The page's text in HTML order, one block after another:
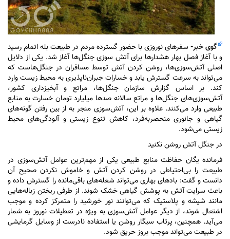
گوی خبر- سفر‌های نوروزی با حضور گسترده مردم در طبیعت بله اتمام رسید
و با آغاز فصل بهار هشدار‌ها برای آتش سوزی جنگل‌ها آغاز شد. یکی از دلایل
اصلی آتش‌سوزی‌ها، روشن کردن آتش توسط مسافران در جنگل‌هاست که
می‌تواند به سرعت گسترش یابد و خسارات جبران‌ناپذیری به محیط زیست وارد
کند. بر اساس گزارش سازمان جنگل‌ها، مراتع و آبخیزداری کشور،
آتش‌سوزی‌های جنگل‌ها و مراتع سالانه صد‌ها میلیارد تومان خسارت به منابع
طبیعی وارد می‌کنند. علاوه بر این، آتش‌سوزی منجر به از بین رفتن گونه‌های
گیاهی و جانوری منحصر‌به‌فرد، کاهش تنوع زیستی و آلودگی‌های محیط
زیستی می‌شود.
در جنگل آتش روشن نکنید
فرمانده یگان حفاظت منابع طبیعی یکی از مهم‌ترین عوامل آتش‌سوزی در
طبیعت را بی‌احتیاطی در روشن کردن آتش و خاموش نکردن صحیح آن
دانست و گفت: باد‌های بهاری می‌تواند شعله‌های باقی‌مانده را گسترش داده و
باعث سرایت آتش به پوشش گیاهی خشک شوند. از طرفی ریختن زباله‌هایی
مانند شیشه و پلاستیک که می‌توانند نور خورشید را متمرکز کرده و موجب
اشتعال شوند، از دیگر عوامل آتش‌سوزی به ویژه در تعطیلات نوروز به شمار
می‌آید. همچنین، پرتاب سیگار روشن یا استفاده نادرست از وسایل گرمایشی
در طبیعت می‌تواند موجب بروز حریق شود.